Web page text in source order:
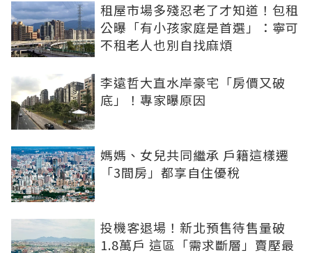
租屋市場多殘忍老了才知道！包租
公曝「有小孩家庭是首選」：寧可
不租老人也別自找麻煩
李遠哲大直水岸豪宅「房價又破
底」！專家曝原因
媽媽、女兒共同繼承 戶籍這樣遷
「3間房」都享自住優稅
投機客退場！新北預售待售量破
1.8萬戶 這區「需求斷層」賣壓最